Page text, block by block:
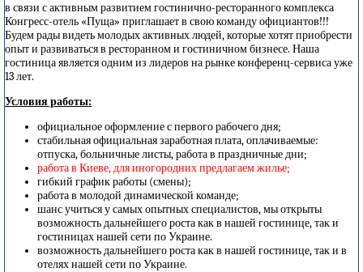
в связи с активным развитием гостинично-ресторанного комплекса
Конгресс-отель «Пуща» приглашает в свою команду официантов!!!
Будем рады видеть молодых активных людей, которые хотят приобрести
опыт и развиваться в ресторанном и гостиничном бизнесе. Наша
гостиница является одним из лидеров на рынке конференц-сервиса уже
13 лет.
Условия работы:
официальное оформление с первого рабочего дня;
стабильная официальная заработная плата, оплачиваемые:
отпуска, больничные листы, работа в праздничные дни;
работа в Киеве, для иногородних предлагаем жилье;
гибкий график работы (смены);
работа в молодой динамической команде;
шанс учиться у самых опытных специалистов, мы открыты
возможность дальнейшего роста как в нашей гостинице, так и
гостиницах нашей сети по Украине.
возможность дальнейшего роста как в нашей гостинице, так и в
отелях нашей сети по Украине.